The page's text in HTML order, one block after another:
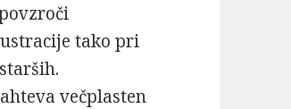
tako pri
večplasten